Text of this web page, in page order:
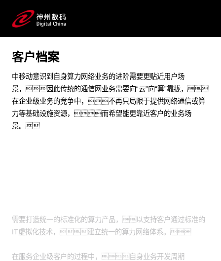
赋能核心算力网络业务建设，显著提升业务敏捷性
客户档案
中移动意识到自身算力网络业务的进阶需要更贴近用户场
景，因此传统的通信网业务需要向“云”向“算”靠拢，
在企业级业务的竞争中，不再只局限于提供网络通信或算
力等基础设施资源，而希望能更靠近客户的业务场
景。
需要打造统一的标准化的算力产品，以支持客户通过标准的
IT虚拟化技术，建立统一的算力网络体系。
在服务企业级客户的过程中，自身业务开发周期